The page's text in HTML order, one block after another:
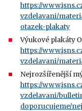
https://
vzdelavani/
otazek-plakaty
Výukové plakáty
https://
vzdelavani/
Nejrozšířenější
https://
vzdelavani/
doporucujeme/